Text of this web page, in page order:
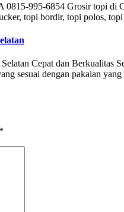
995-6854 Grosir topi
topi bordir, topi polos,
Cepat dan Berkualitas
sesuai dengan pakaian
*